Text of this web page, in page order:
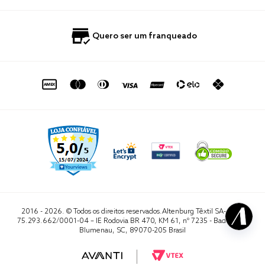
Política de Privacidade
0800 729 1588
sac@altenburg.com.br
Quero ser um franqueado
2016 - 2026. © Todos os direitos reservados.Altenburg Têxtil SA- CNPJ
75.293.662/0001-04 – IE Rodovia BR 470, KM 61, nº 7235 - Badenfurt,
Blumenau, SC, 89070-205 Brasil